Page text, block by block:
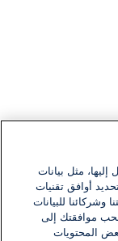
مثل بيانات
أوافق تقنيات
وشركائنا للبيانات
موافقتك إلى
المحتويات